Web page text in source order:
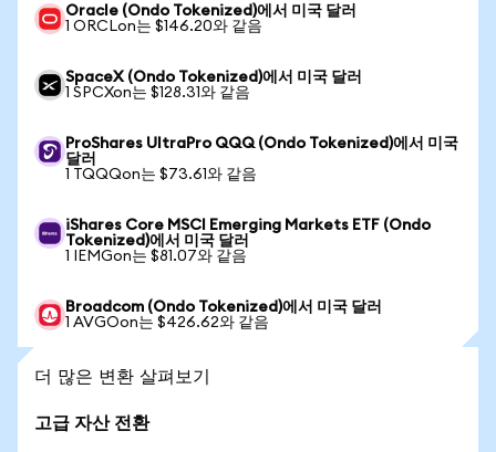
Oracle (Ondo Tokenized)에서 미국 달러
1 ORCLon는 $146.20와 같음
SpaceX (Ondo Tokenized)에서 미국 달러
1 SPCXon는 $128.31와 같음
ProShares UltraPro QQQ (Ondo Tokenized)에서 미국
달러
1 TQQQon는 $73.61와 같음
iShares Core MSCI Emerging Markets ETF (Ondo
Tokenized)에서 미국 달러
1 IEMGon는 $81.07와 같음
Broadcom (Ondo Tokenized)에서 미국 달러
1 AVGOon는 $426.62와 같음
더 많은 변환 살펴보기
고급 자산 전환